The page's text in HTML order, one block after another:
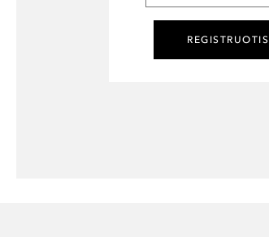
REGISTRUOTIS